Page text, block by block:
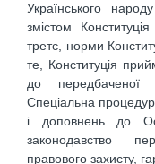
Українського
змістом
третє, норми
те, Конституція
до передбаченої
Спеціальна
і доповнень до
законодавство
правового захисту,